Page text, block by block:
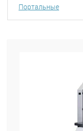
Портальные